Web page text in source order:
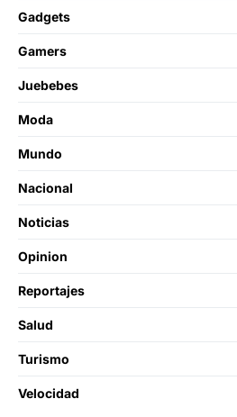
Gadgets
Gamers
Juebebes
Moda
Mundo
Nacional
Noticias
Opinion
Reportajes
Salud
Turismo
Velocidad